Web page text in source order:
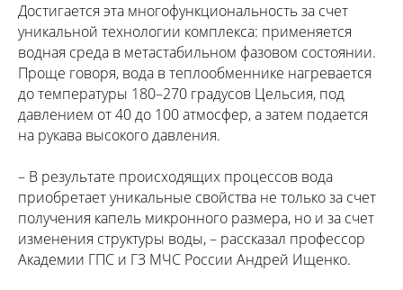
Достигается эта многофункциональность за счет
уникальной технологии комплекса: применяется
водная среда в метастабильном фазовом состоянии.
Проще говоря, вода в теплообменнике нагревается
до температуры 180–270 градусов Цельсия, под
давлением от 40 до 100 атмосфер, а затем подается
на рукава высокого давления.
– В результате происходящих процессов вода
приобретает уникальные свойства не только за счет
получения капель микронного размера, но и за счет
изменения структуры воды, – рассказал профессор
Академии ГПС и ГЗ МЧС России Андрей Ищенко.